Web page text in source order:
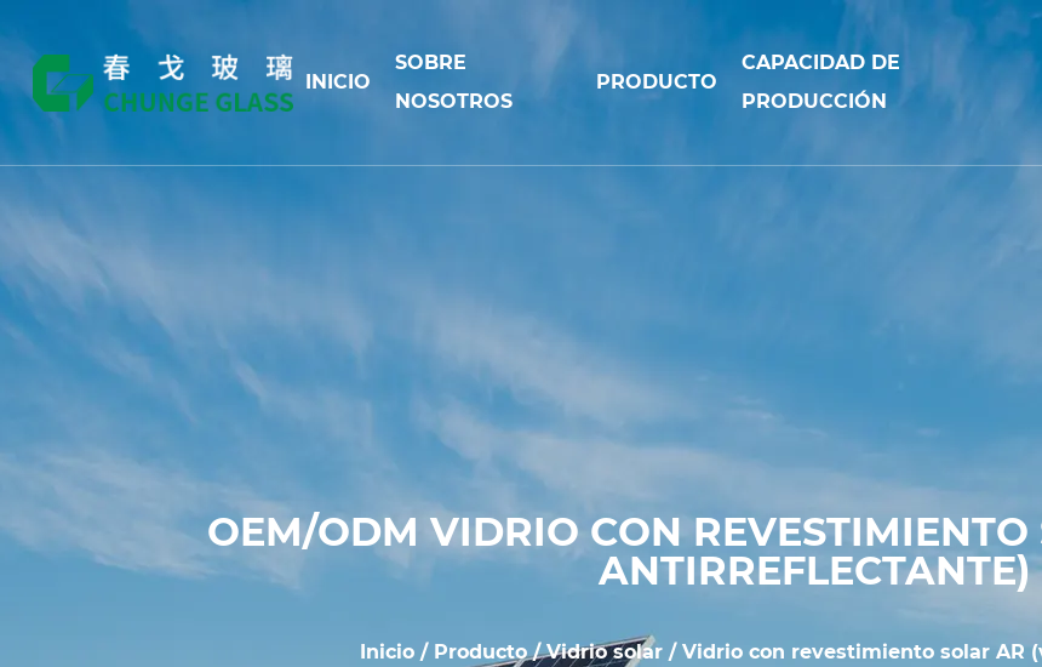
INICIO
SOBRE
NOSOTROS
PRODUCTO
CAPACIDAD DE
PRODUCCIÓN
OEM/ODM VIDRIO CON
ANTIRREFLECTANTE)
Inicio/ Producto/Vidrio solar/ Vidrio con revestimiento solar AR